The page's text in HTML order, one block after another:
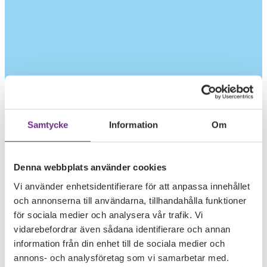
Samtycke Information Om
Denna webbplats använder cookies
Vi använder enhetsidentifierare för att anpassa innehållet
och annonserna till användarna, tillhandahålla funktioner
för sociala medier och analysera vår trafik. Vi
vidarebefordrar även sådana identifierare och annan
information från din enhet till de sociala medier och
annons- och analysföretag som vi samarbetar med.